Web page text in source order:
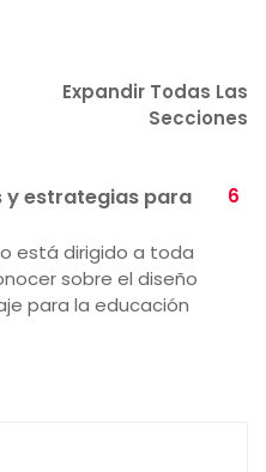
Expandir Todas Las
Secciones
y estrategias para
está dirigido a toda
sobre el diseño
para la educación
6